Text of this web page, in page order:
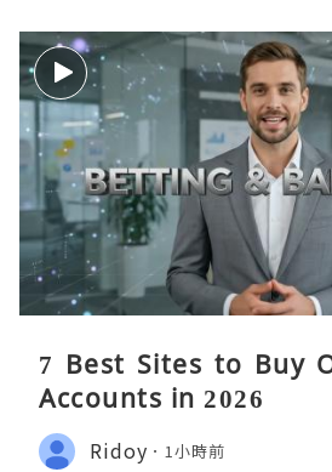
7 Best Sites to Buy
Accounts in 2026
Ridoy 1小時前